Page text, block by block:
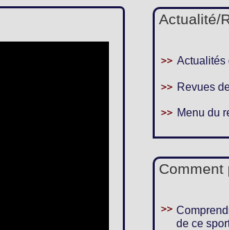
Loges
Actualité/
Actualités
Revues
Menu du
Comment
de ce